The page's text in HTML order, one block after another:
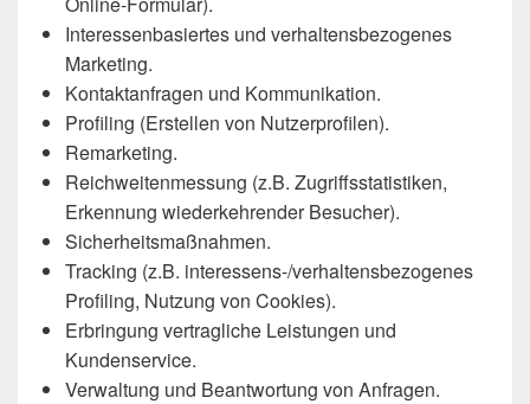
Interessenbasiertes und verhaltensbezogenes
Marketing.
Kontaktanfragen und Kommunikation.
Profiling (Erstellen von Nutzerprofilen).
Remarketing.
Reichweitenmessung (z.B. Zugriffsstatistiken,
Erkennung wiederkehrender Besucher).
Sicherheitsmaßnahmen.
Tracking (z.B. interessens-/verhaltensbezogenes
Profiling, Nutzung von Cookies).
Erbringung vertragliche Leistungen und
Kundenservice.
Verwaltung und Beantwortung von Anfragen.